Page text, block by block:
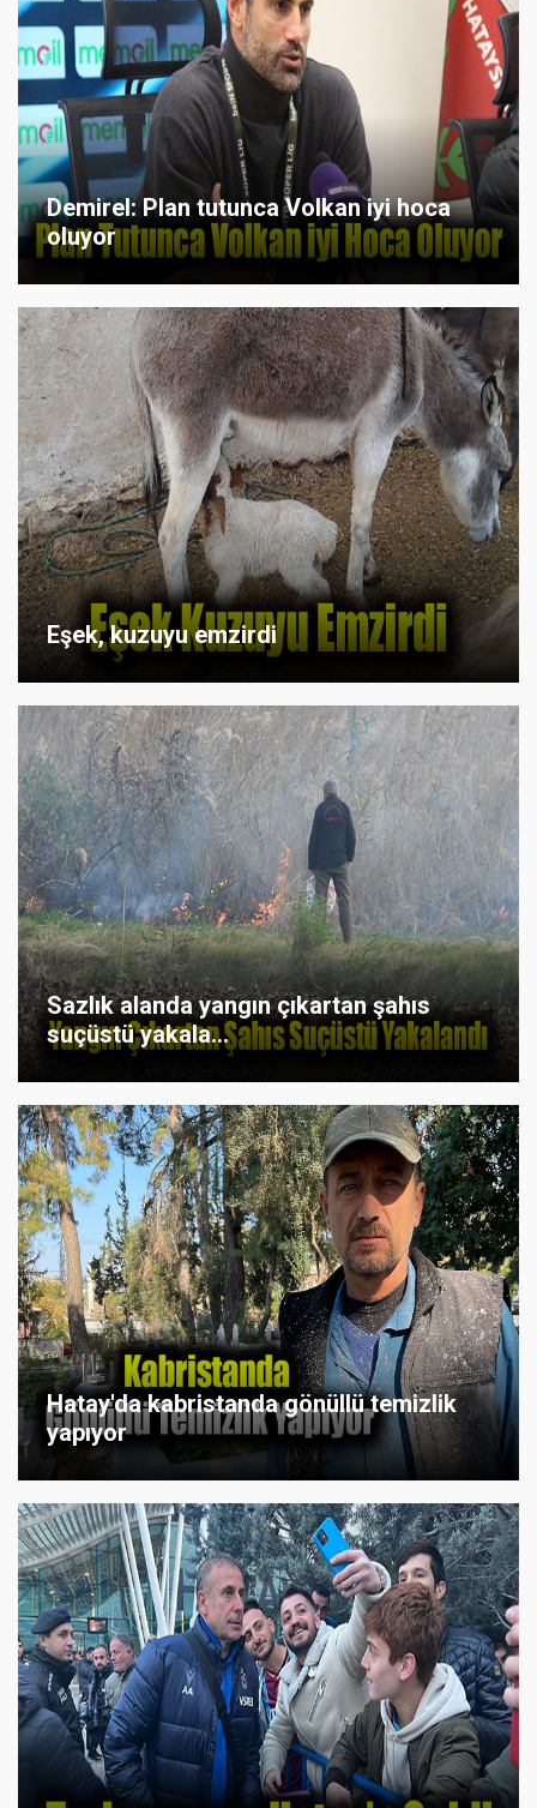
Demirel: Plan tutunca Volkan iyi hoca
oluyor
Eşek, kuzuyu emzirdi
Sazlık alanda yangın çıkartan şahıs
suçüstü yakala...
Hatay'da kabristanda gönüllü temizlik
yapıyor